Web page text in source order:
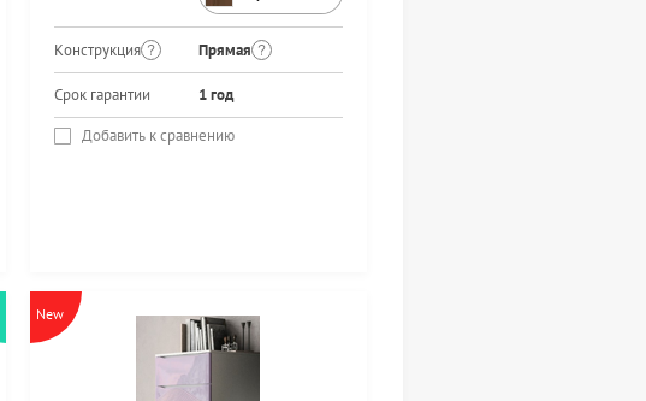
Конструкция Прямая
Срок гарантии
1 год
Добавить к сравнению
New